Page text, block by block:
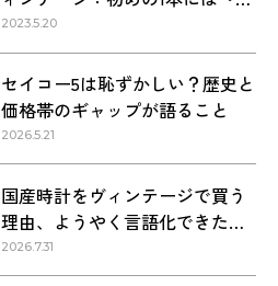
ーマスター』を選ぶべき理由
2023.5.20
セイコー5は恥ずかしい？歴史と
価格帯のギャップが語ること
2026.5.21
国産時計をヴィンテージで買う
理由、ようやく言語化できた気
がする
2026.7.31